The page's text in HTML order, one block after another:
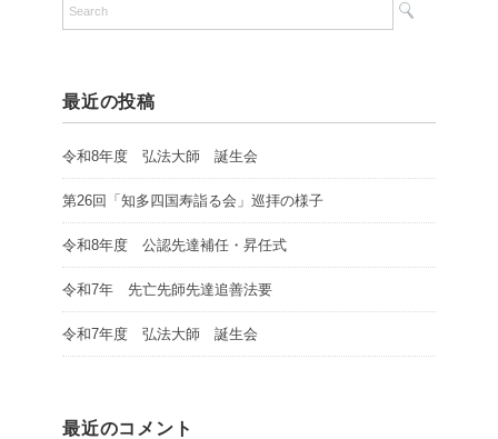
最近の投稿
令和8年度 弘法大師 誕生会
第26回「知多四国寿詣る会」巡拝の様子
令和8年度 公認先達補任・昇任式
令和7年 先亡先師先達追善法要
令和7年度 弘法大師 誕生会
最近のコメント